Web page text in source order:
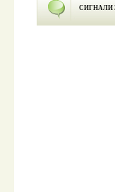
СИГНАЛИ